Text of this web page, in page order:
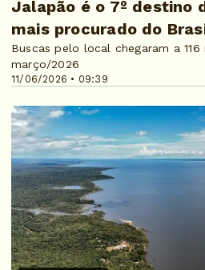
11/06/2026 • 09:39
Jalapão é o 7º destino
mais procurado do
Buscas pelo local chegaram a
março/2026